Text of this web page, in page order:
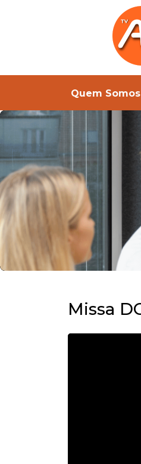
Quem Somos
Missa